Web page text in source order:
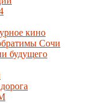
кино
Сочи
будущего